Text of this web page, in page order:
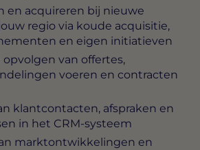
en acquireren bij nieuwe
regio via koude acquisitie,
en eigen initiatieven
van offertes,
voeren en contracten
klantcontacten, afspraken en
in het CRM-systeem
marktontwikkelingen en